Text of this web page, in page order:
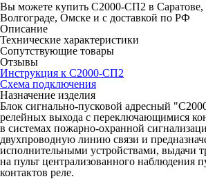
Вы можете купить С2000-СП2 в
Волгограде, Омске и с доставкой по РФ
Описание
Технические характеристики
Сопутствующие товары
Отзывы
Инструкция к С2000-СП2
Схема подключения
Назначение изделия
Блок сигнально-пусковой адресный
релейных выхода с переключающимися
в системах пожарно-охранной
двухпроводную линию связи и
исполнительными устройствами, выдачи
на пульт централизованного наблюдения
контактов реле.